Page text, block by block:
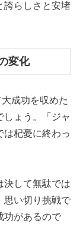
誇らしさと安堵
変化
成功を収めた
しょう。「ジャ
は杞憂に終わっ
決して無駄では
思い切り挑戦で
功があるので